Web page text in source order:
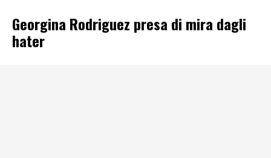
Georgina Rodriguez presa di mira dagli
hater